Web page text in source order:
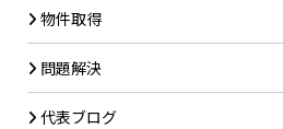
物件取得
問題解決
代表ブログ